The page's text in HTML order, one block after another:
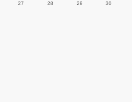
27 28 29 30